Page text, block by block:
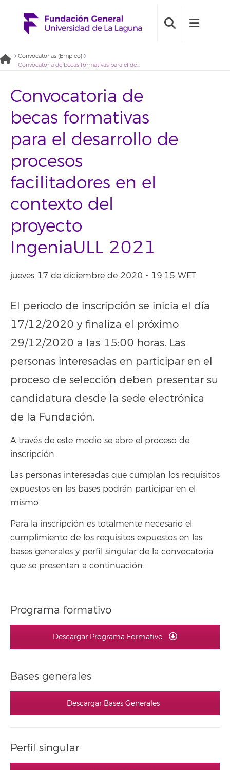
Convocatorias (Empleo)
Convocatoria de becas formativas para el desarrollo de procesos facilitadores en el contexto del proyecto IngeniaULL 2021
Convocatoria de
becas formativas
para el desarrollo de
procesos
facilitadores en el
contexto del
proyecto
IngeniaULL 2021
jueves 17 de diciembre de 2020 - 19:15 WET
El periodo de inscripción se inicia el día
17/12/2020 y finaliza el próximo
29/12/2020 a las 15:00 horas. Las
personas interesadas en participar en el
proceso de selección deben presentar su
candidatura desde la sede electrónica
de la Fundación.
A través de este medio se abre el proceso de
inscripción.
Las personas interesadas que cumplan los requisitos
expuestos en las bases podrán participar en el
mismo.
Para la inscripción es totalmente necesario el
cumplimiento de los requisitos expuestos en las
bases generales y perfil singular de la convocatoria
que se presentan a continuación:
Programa formativo
Descargar Programa Formativo
Bases generales
Descargar Bases Generales
Perfil singular